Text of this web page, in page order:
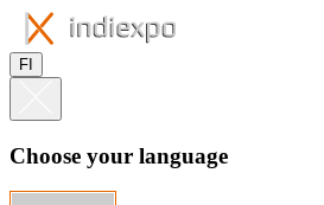
FI
Choose your language